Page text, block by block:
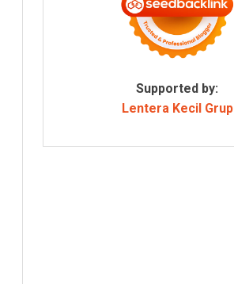
Supported by:
Lentera Kecil Grup